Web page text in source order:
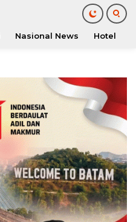
Nasional News Hotel